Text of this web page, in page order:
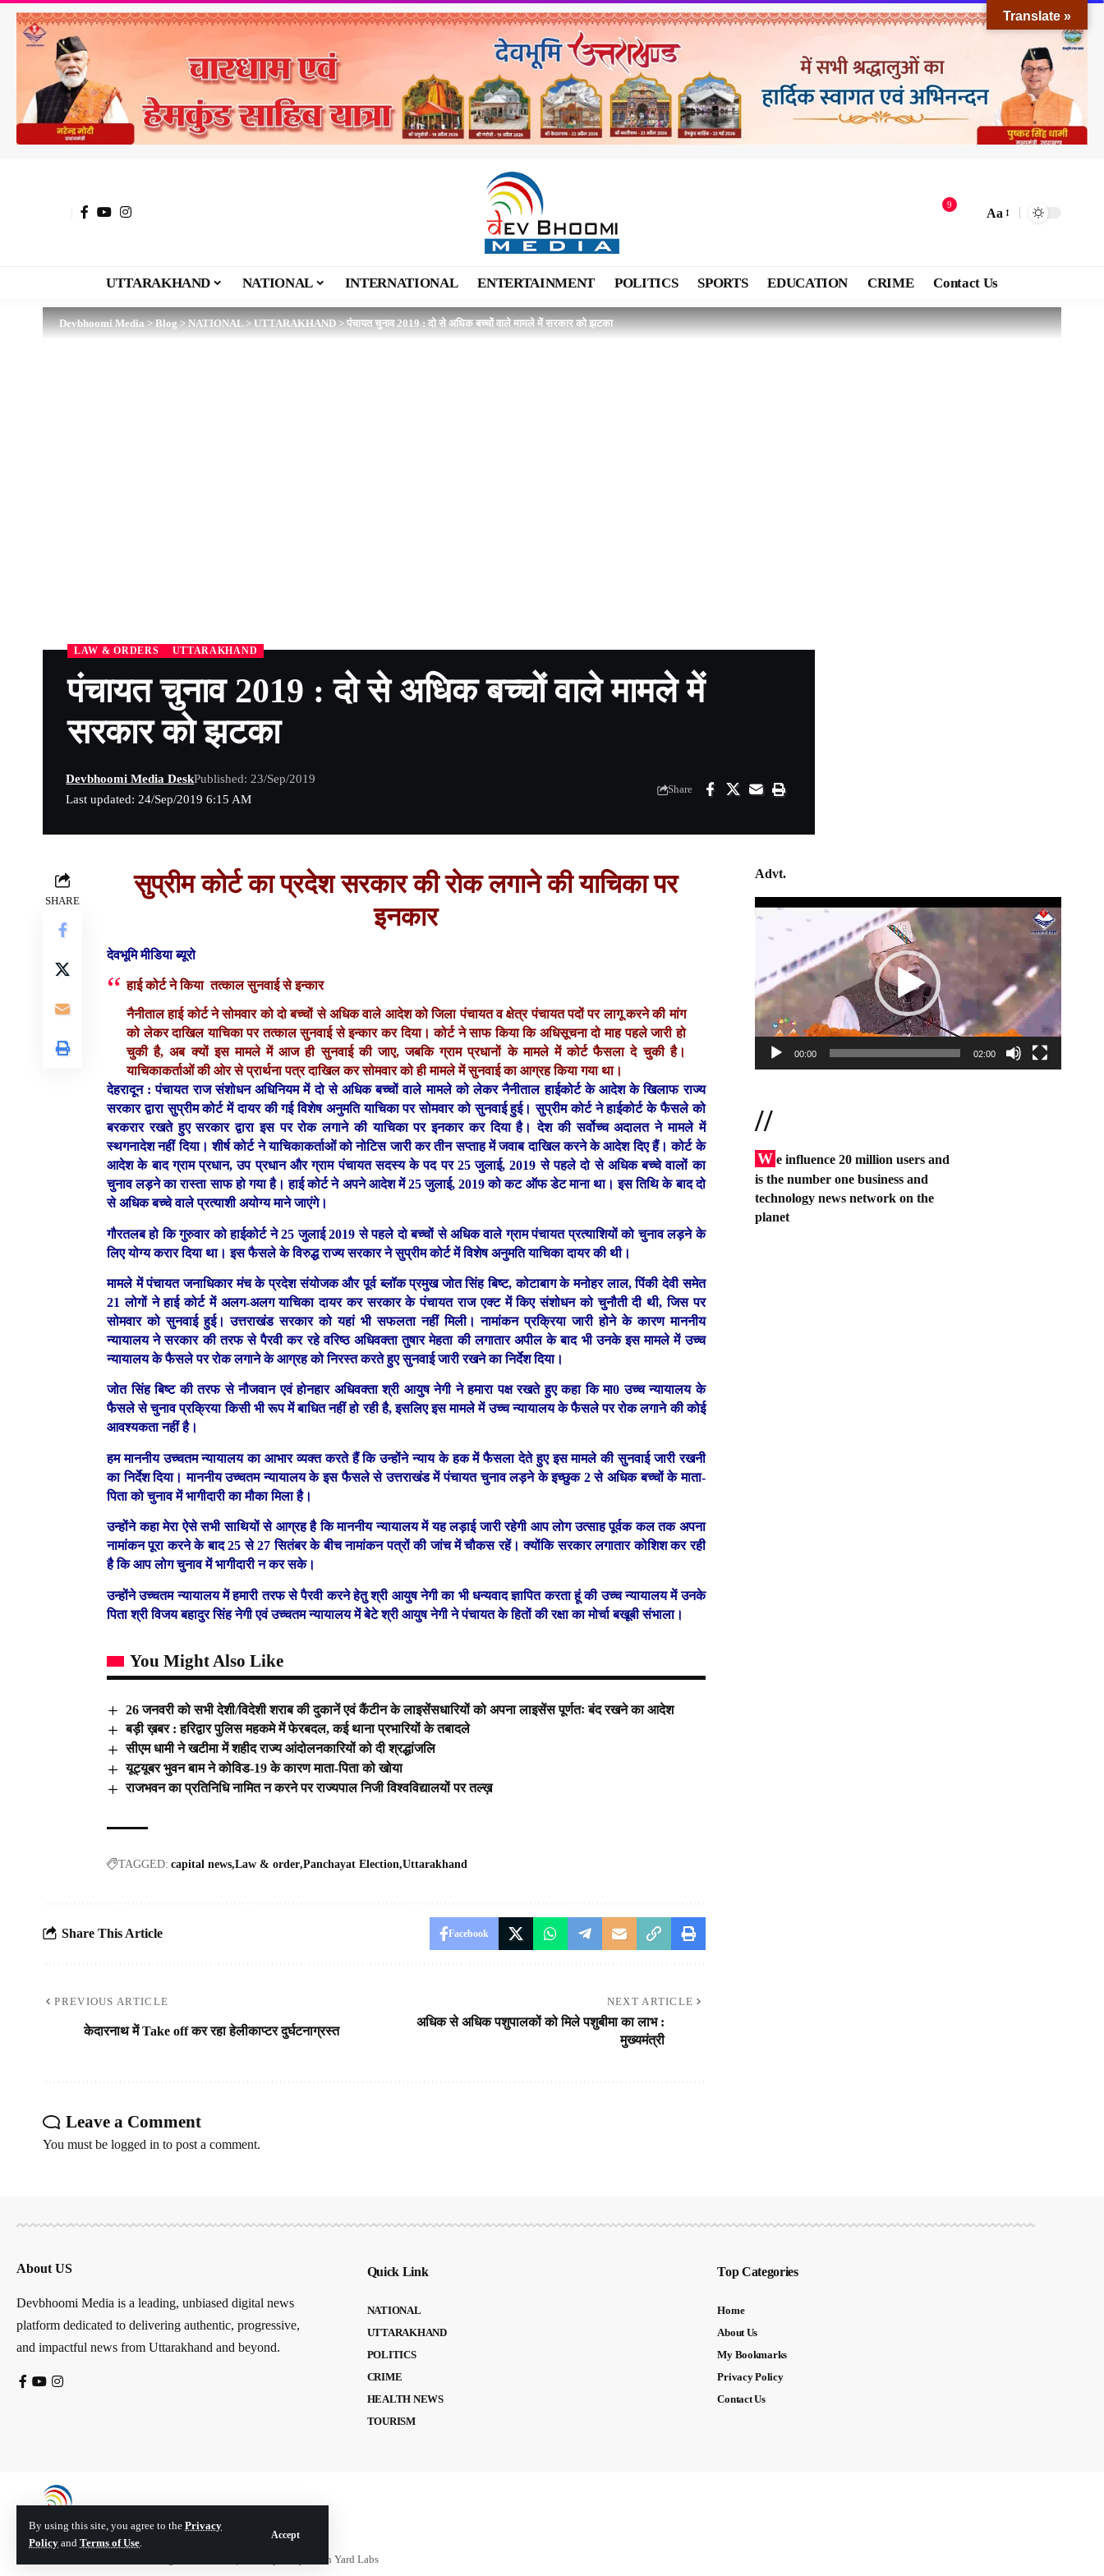
By using this site, you agree to the Privacy
Policy and Terms of Use.
Accept
9
Aa
UTTARAKHAND NATIONAL INTERNATIONAL ENTERTAINMENT POLITICS SPORTS EDUCATION CRIME Contact Us
Devbhoomi Media>Blog>NATIONAL>UTTARAKHAND>पंचायत चुनाव 2019 : दो से अधिक बच्चों वाले मामले में सरकार को झटका
LAW & ORDERS UTTARAKHAND
पंचायत चुनाव 2019 : दो से अधिक बच्चों वाले मामले में
सरकार को झटका
Last updated: 24/Sep/2019 6:15 AM
Devbhoomi Media DeskPublished: 23/Sep/2019
Share
SHARE
सुप्रीम कोर्ट का प्रदेश सरकार की रोक लगाने की याचिका पर
इनकार
देवभूमि मीडिया ब्यूरो
हाई कोर्ट ने किया तत्काल सुनवाई से इन्कार
नैनीताल हाई कोर्ट ने सोमवार को दो बच्चों से अधिक वाले आदेश को जिला पंचायत व क्षेत्र पंचायत पदों पर लागू करने की मांग
को लेकर दाखिल याचिका पर तत्काल सुनवाई से इन्कार कर दिया। कोर्ट ने साफ किया कि अधिसूचना दो माह पहले जारी हो
चुकी है, अब क्यों इस मामले में आज ही सुनवाई की जाए, जबकि ग्राम प्रधानों के मामले में कोर्ट फैसला दे चुकी है।
याचिकाकर्ताओं की ओर से प्रार्थना पत्र दाखिल कर सोमवार को ही मामले में सुनवाई का आग्रह किया गया था।
देहरादून : पंचायत राज संशोधन अधिनियम में दो से अधिक बच्चों वाले मामले को लेकर नैनीताल हाईकोर्ट के आदेश के खिलाफ राज्य
सरकार द्वारा सुप्रीम कोर्ट में दायर की गई विशेष अनुमति याचिका पर सोमवार को सुनवाई हुई। सुप्रीम कोर्ट ने हाईकोर्ट के फैसले को
बरकरार रखते हुए सरकार द्वारा इस पर रोक लगाने की याचिका पर इनकार कर दिया है। देश की सर्वोच्च अदालत ने मामले में
स्थगनादेश नहीं दिया। शीर्ष कोर्ट ने याचिकाकर्ताओं को नोटिस जारी कर तीन सप्ताह में जवाब दाखिल करने के आदेश दिए हैं। कोर्ट के
आदेश के बाद ग्राम प्रधान, उप प्रधान और ग्राम पंचायत सदस्य के पद पर 25 जुलाई, 2019 से पहले दो से अधिक बच्चे वालों का
चुनाव लड़ने का रास्ता साफ हो गया है। हाई कोर्ट ने अपने आदेश में 25 जुलाई, 2019 को कट ऑफ डेट माना था। इस तिथि के बाद दो
से अधिक बच्चे वाले प्रत्याशी अयोग्य माने जाएंगे।
गौरतलब हो कि गुरुवार को हाईकोर्ट ने 25 जुलाई 2019 से पहले दो बच्चों से अधिक वाले ग्राम पंचायत प्रत्याशियों को चुनाव लड़ने के
लिए योग्य करार दिया था। इस फैसले के विरुद्ध राज्य सरकार ने सुप्रीम कोर्ट में विशेष अनुमति याचिका दायर की थी।
मामले में पंचायत जनाधिकार मंच के प्रदेश संयोजक और पूर्व ब्लॉक प्रमुख जोत सिंह बिष्ट, कोटाबाग के मनोहर लाल, पिंकी देवी समेत
21 लोगों ने हाई कोर्ट में अलग-अलग याचिका दायर कर सरकार के पंचायत राज एक्ट में किए संशोधन को चुनौती दी थी, जिस पर
सोमवार को सुनवाई हुई। उत्तराखंड सरकार को यहां भी सफलता नहीं मिली। नामांकन प्रक्रिया जारी होने के कारण माननीय
न्यायालय ने सरकार की तरफ से पैरवी कर रहे वरिष्ठ अधिवक्ता तुषार मेहता की लगातार अपील के बाद भी उनके इस मामले में उच्च
न्यायालय के फैसले पर रोक लगाने के आग्रह को निरस्त करते हुए सुनवाई जारी रखने का निर्देश दिया।
जोत सिंह बिष्ट की तरफ से नौजवान एवं होनहार अधिवक्ता श्री आयुष नेगी ने हमारा पक्ष रखते हुए कहा कि मा0 उच्च न्यायालय के
फैसले से चुनाव प्रक्रिया किसी भी रूप में बाधित नहीं हो रही है, इसलिए इस मामले में उच्च न्यायालय के फैसले पर रोक लगाने की कोई
आवश्यकता नहीं है।
हम माननीय उच्चतम न्यायालय का आभार व्यक्त करते हैं कि उन्होंने न्याय के हक में फैसला देते हुए इस मामले की सुनवाई जारी रखनी
का निर्देश दिया। माननीय उच्चतम न्यायालय के इस फैसले से उत्तराखंड में पंचायत चुनाव लड़ने के इच्छुक 2 से अधिक बच्चों के माता-
पिता को चुनाव में भागीदारी का मौका मिला है।
उन्होंने कहा मेरा ऐसे सभी साथियों से आग्रह है कि माननीय न्यायालय में यह लड़ाई जारी रहेगी आप लोग उत्साह पूर्वक कल तक अपना
नामांकन पूरा करने के बाद 25 से 27 सितंबर के बीच नामांकन पत्रों की जांच में चौकस रहें। क्योंकि सरकार लगातार कोशिश कर रही
है कि आप लोग चुनाव में भागीदारी न कर सके।
उन्होंने उच्चतम न्यायालय में हमारी तरफ से पैरवी करने हेतु श्री आयुष नेगी का भी धन्यवाद ज्ञापित करता हूं की उच्च न्यायालय में उनके
पिता श्री विजय बहादुर सिंह नेगी एवं उच्चतम न्यायालय में बेटे श्री आयुष नेगी ने पंचायत के हितों की रक्षा का मोर्चा बखूबी संभाला।
You Might Also Like
26 जनवरी को सभी देशी/विदेशी शराब की दुकानें एवं कैंटीन के लाइसेंसधारियों को अपना लाइसेंस पूर्णतः बंद रखने का आदेश
बड़ी ख़बर : हरिद्वार पुलिस महकमे में फेरबदल, कई थाना प्रभारियों के तबादले
सीएम धामी ने खटीमा में शहीद राज्य आंदोलनकारियों को दी श्रद्धांजलि
यूट्यूबर भुवन बाम ने कोविड-19 के कारण माता-पिता को खोया
राजभवन का प्रतिनिधि नामित न करने पर राज्यपाल निजी विश्वविद्यालयों पर तल्ख़
TAGGED: capital news Law & order Panchayat Election Uttarakhand
Share This Article Facebook
PREVIOUS ARTICLE
केदारनाथ में Take off कर रहा हेलीकाप्टर दुर्घटनाग्रस्त
NEXT ARTICLE
अधिक से अधिक पशुपालकों को मिले पशुबीमा का लाभ :
मुख्यमंत्री
Leave a Comment
You must be logged in to post a comment.
Advt.
Video
00:00 02:00
//
W e influence 20 million users and
is the number one business and
technology news network on the
planet
About US
Devbhoomi Media is a leading, unbiased digital news
platform dedicated to delivering authentic, progressive,
and impactful news from Uttarakhand and beyond.
Quick Link
NATIONAL
UTTARAKHAND
POLITICS
CRIME
HEALTH NEWS
TOURISM
Top Categories
Home
About Us
My Bookmarks
Privacy Policy
Contact Us
Tech Yard Labs
Translate »